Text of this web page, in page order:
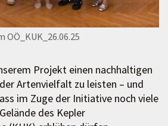
OÖ_KUK_26.06.25
Projekt einen nachhaltigen
Artenvielfalt zu leisten – und
im Zuge der Initiative noch viele
des Kepler